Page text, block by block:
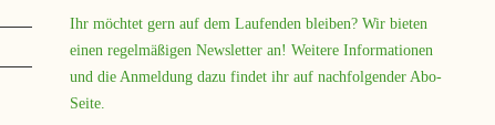
Ihr möchtet gern auf dem Laufenden bleiben? Wir bieten
einen regelmäßigen Newsletter an! Weitere Informationen
und die Anmeldung dazu findet ihr auf nachfolgender Abo-
Seite.